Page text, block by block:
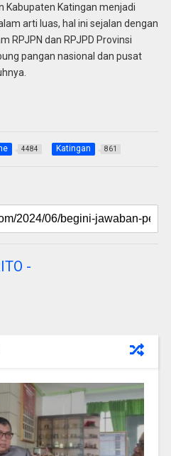
Kabupaten Katingan menjadi
arti luas, hal ini sejalan dengan
RPJPN dan RPJPD Provinsi
pangan nasional dan pusat
4484 Katingan 861
-